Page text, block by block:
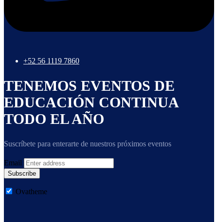
+52 56 1119 7860
TENEMOS EVENTOS DE
EDUCACIÓN CONTINUA
TODO EL AÑO
Suscríbete para enterarte de nuestros próximos eventos
Email
Subscribe
Ovatheme